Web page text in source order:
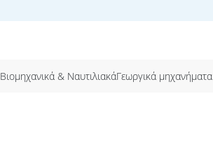
Βιομηχανικά & ΝαυτιλιακάΓεωργικά μηχανήματα